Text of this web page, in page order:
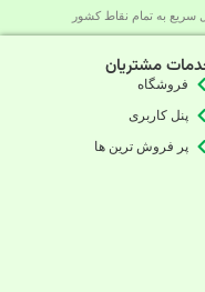
سریع به تمام نقاط کشور
مشتریان
فروشگاه
پنل کاربری
پر فروش ترین ها